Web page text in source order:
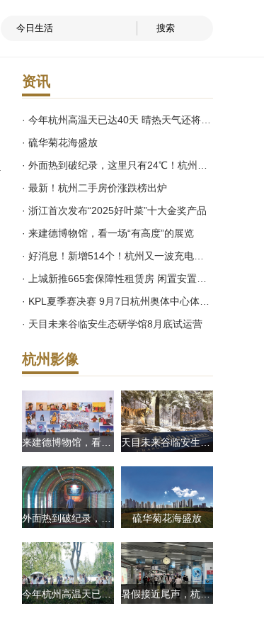
资讯
· 硫华菊花海盛放
· 最新！杭州二手房价涨跌榜出炉
· 浙江首次发布“2025好叶菜”十大金奖产品
· 来建德博物馆，看一场“有高度”的展览
· 天目未来谷临安生态研学馆8月底试运营
杭州影像
天目未来谷临安生态研学馆8月底试运营
外面热到破纪录，这里只有24℃！杭州吴山脚下藏着一座地下城 硫华菊花海盛放
今年杭州高温天已达40天 晴热天气还将继续 暑假接近尾声，杭州地铁客流多了，丢东西的也多，最常丢的是什么？